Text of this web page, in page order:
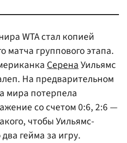
WTA стал копией
матча группового этапа.
СеренаУильямс
На предварительном
мира потерпела
со счетом 0:6, 2:6 —
чтобы Уильямс-
гейма за игру.